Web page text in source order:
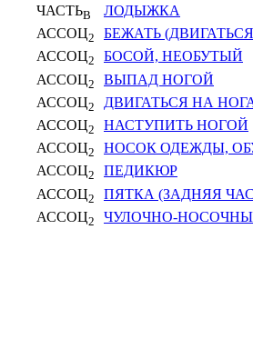
ЧАСТЬВ
ЛОДЫЖКА
АССОЦ2
БЕЖАТЬ
АССОЦ2
БОСОЙ, НЕОБУТЫЙ
АССОЦ2
ВЫПАД НОГОЙ
АССОЦ2
ДВИГАТЬСЯ НА
АССОЦ2
НАСТУПИТЬ НОГОЙ
АССОЦ2
НОСОК ОДЕЖДЫ,
АССОЦ2
ПЕДИКЮР
АССОЦ2
ПЯТКА (ЗАДНЯЯ
АССОЦ2 ЧУЛОЧНО-